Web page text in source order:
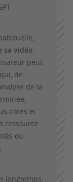
sa vidéo :
peut
de
de la
titres et
ressource
ou
longtemps,